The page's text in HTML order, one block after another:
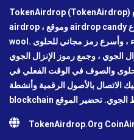
TokenAirdrop (TokenAirdrop) هو واحد من أقدم وأكبر مواقع
airdrop ، وموقع airdrop candy وأول موقع ويب للكود لمشروع 薅
wool. أحدث أخبار الاستثمار في كاندي الهواء ، وأسرع رمز مجاني للحلوى
الجوي ، وجمع رموز الإنزال الجوي
والصوف في الوقت الفعلي في
الاتصال بالأصول الرقمية وأنشطة
TokenAirdrop.Org